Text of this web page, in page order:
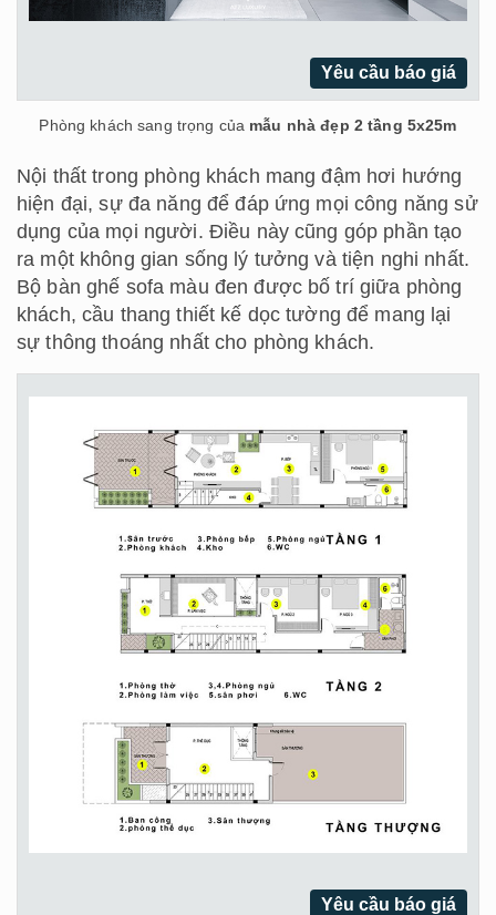
Yêu cầu báo giá
Phòng khách sang trọng của mẫu nhà đẹp 2 tầng 5x25m
Nội thất trong phòng khách mang đậm hơi hướng
hiện đại, sự đa năng để đáp ứng mọi công năng sử
dụng của mọi người. Điều này cũng góp phần tạo
ra một không gian sống lý tưởng và tiện nghi nhất.
Bộ bàn ghế sofa màu đen được bố trí giữa phòng
khách, cầu thang thiết kế dọc tường để mang lại
sự thông thoáng nhất cho phòng khách.
Yêu cầu báo giá